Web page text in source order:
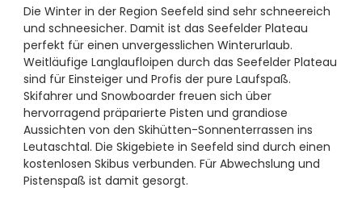
Die Winter in der Region Seefeld sind sehr schneereich
und schneesicher. Damit ist das Seefelder Plateau
perfekt für einen unvergesslichen Winterurlaub.
Weitläufige Langlaufloipen durch das Seefelder Plateau
sind für Einsteiger und Profis der pure Laufspaß.
Skifahrer und Snowboarder freuen sich über
hervorragend präparierte Pisten und grandiose
Aussichten von den Skihütten-Sonnenterrassen ins
Leutaschtal. Die Skigebiete in Seefeld sind durch einen
kostenlosen Skibus verbunden. Für Abwechslung und
Pistenspaß ist damit gesorgt.